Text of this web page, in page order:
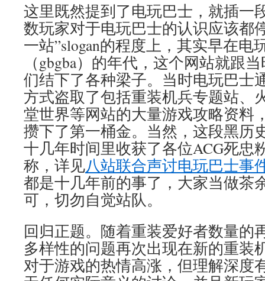
这里既然提到了电玩巴士，就插一
数玩家对于电玩巴士的认识应该都
一站”slogan的程度上，其实早在电
（gbgba）的年代，这个网站就跟
们结下了各种梁子。当时电玩巴士
方式盗取了包括重装机兵专题站、
堂世界等网站的大量游戏攻略资料
攒下了第一桶金。当然，这段黑历
十几年时间里收获了各位ACG死忠
称，详见八站联合声讨电玩巴士事
都是十几年前的事了，大家当做茶
可，切勿自觉站队。
回归正题。随着重装爱好者数量的
多样性的问题再次出现在新的重装
对于游戏的热情高涨，但理解深度